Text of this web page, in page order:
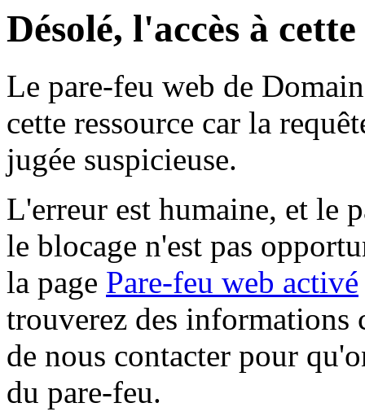
Désolé, l'accès à
Le pare-feu web de
cette ressource car la
jugée suspicieuse.
L'erreur est humaine, et le
le blocage n'est pas
la page Pare-feu web activé
trouverez des informations
de nous contacter pour
du pare-feu.